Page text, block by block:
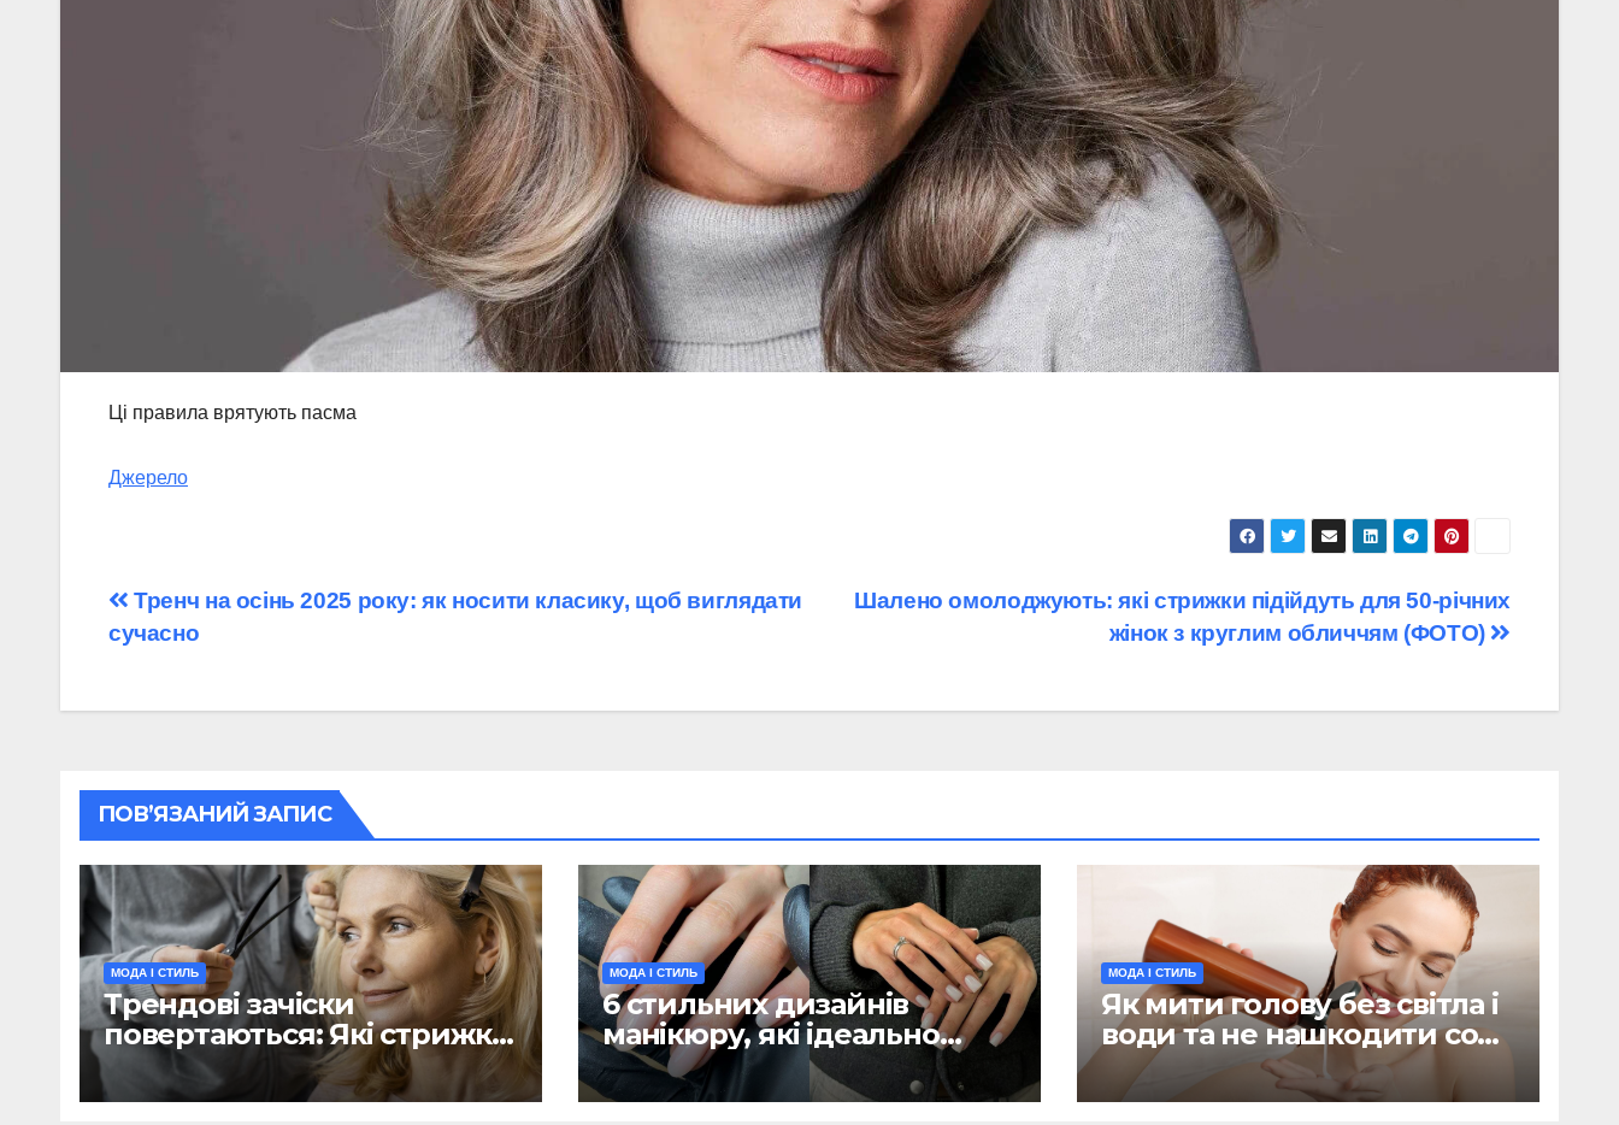
Ці правила врятують пасма
Джерело
Навігація
записів
Шалено омолоджують: які стрижки підійдуть для 50-річних
жінок з круглим обличчям (ФОТО)
Тренч на осінь 2025 року: як носити класику, щоб виглядати
сучасно
ПОВ’ЯЗАНИЙ ЗАПИС
МОДА І СТИЛЬ
Трендові зачіски
повертаються: Які стрижки
з 90-х популярні цієї
зими(ФОТО)
МОДА І СТИЛЬ
6 стильних дизайнів
манікюру, які ідеально
підійдуть для холодної
пори (ФОТО)
МОДА І СТИЛЬ
Як мити голову без світла і
води та не нашкодити собі:
поради дерматолога